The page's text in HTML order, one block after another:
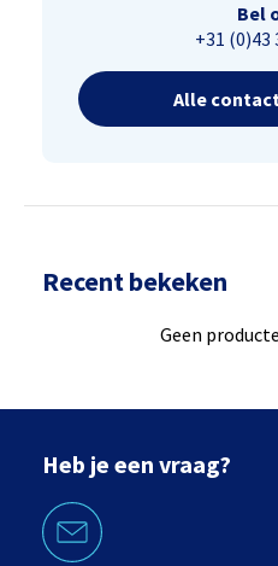
Bel
+31 (0)43
Alle
Recent bekeken
Geen
Heb je een vraag?